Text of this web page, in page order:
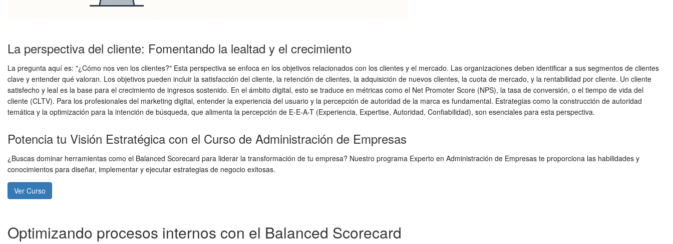
La perspectiva del cliente: Fomentando la lealtad y el crecimiento
La pregunta aquí es: "¿Cómo nos ven los clientes?" Esta perspectiva se enfoca en los objetivos relacionados con los clientes y el mercado. Las organizaciones deben identificar a sus segmentos de clientes
clave y entender qué valoran. Los objetivos pueden incluir la satisfacción del cliente, la retención de clientes, la adquisición de nuevos clientes, la cuota de mercado, y la rentabilidad por cliente. Un cliente
satisfecho y leal es la base para el crecimiento de ingresos sostenido. En el ámbito digital, esto se traduce en métricas como el Net Promoter Score (NPS), la tasa de conversión, o el tiempo de vida del
cliente (CLTV). Para los profesionales del marketing digital, entender la experiencia del usuario y la percepción de autoridad de la marca es fundamental. Estrategias como la construcción de autoridad
temática y la optimización para la intención de búsqueda, que alimenta la percepción de E-E-A-T (Experiencia, Expertise, Autoridad, Confiabilidad), son esenciales para esta perspectiva.
Potencia tu Visión Estratégica con el Curso de Administración de Empresas
¿Buscas dominar herramientas como el Balanced Scorecard para liderar la transformación de tu empresa? Nuestro programa Experto en Administración de Empresas te proporciona las habilidades y
conocimientos para diseñar, implementar y ejecutar estrategias de negocio exitosas.
Ver Curso
Optimizando procesos internos con el Balanced Scorecard